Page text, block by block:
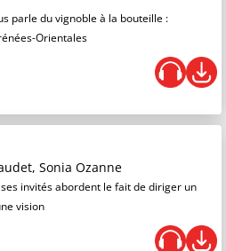
parle du vignoble à la bouteille :
Orientales
Sonia Ozanne
invités abordent le fait de diriger un
vision